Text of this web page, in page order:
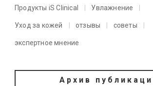
Продукты iS Clinical Увлажнение
Уход за кожей отзывы советы
экспертное мнение
Архив